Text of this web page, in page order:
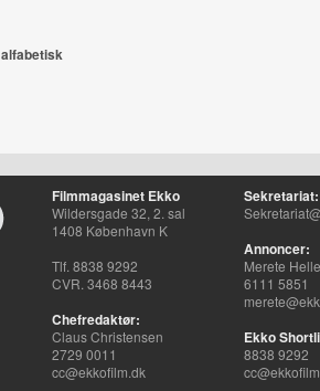
alfabetisk
Filmmagasinet Ekko
Wildersgade 32, 2. sal
1408 København K
Tlf. 8838 9292
CVR. 3468 8443
Chefredaktør:
Claus Christensen
2729 0011
cc@ekkofilm.dk
Sekretariat:
Annoncer:
Merete
6111 5851
Ekko
8838 9292